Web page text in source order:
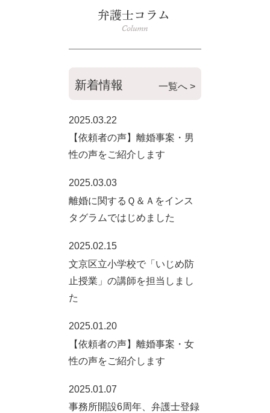
新着情報 一覧へ >
2025.03.22
【依頼者の声】離婚事案・男
性の声をご紹介します
2025.03.03
離婚に関するＱ＆Ａをインス
タグラムではじめました
2025.02.15
文京区立小学校で「いじめ防
止授業」の講師を担当しまし
た
2025.01.20
【依頼者の声】離婚事案・女
性の声をご紹介します
2025.01.07
事務所開設6周年、弁護士登録